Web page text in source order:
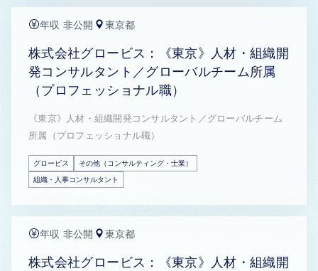
年収 非公開 東京都
株式会社グロービス：《東京》人材・組織開
発コンサルタント／グローバルチーム所属
（プロフェッショナル職）
《東京》人材・組織開発コンサルタント／グローバルチーム
所属（プロフェッショナル職）
グロービス
その他（コンサルティング・士業）
組織・人事コンサルタント
年収 非公開 東京都
株式会社グロービス：《東京》人材・組織開